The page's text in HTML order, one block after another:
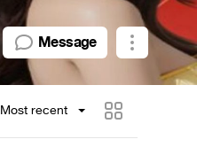
Message
Most recent